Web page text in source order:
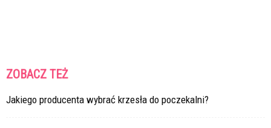
ZOBACZ TEŻ
Jakiego producenta wybrać krzesła do poczekalni?